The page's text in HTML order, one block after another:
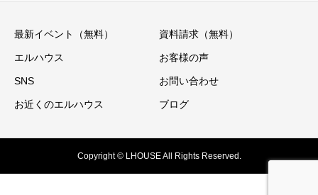
最新イベント（無料） 資料請求（無料）
エルハウス お客様の声
SNS お問い合わせ
お近くのエルハウス ブログ
Copyright © LHOUSE All Rights Reserved.